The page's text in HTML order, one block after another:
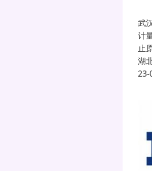
武
计
止
湖
23-